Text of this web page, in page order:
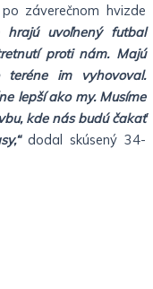
záverečnom hvizde
hrajú uvoľnený futbal
proti nám. Majú
im vyhovoval.
lepší ako my. Musíme
kde nás budú čakať
dodal skúsený 34-